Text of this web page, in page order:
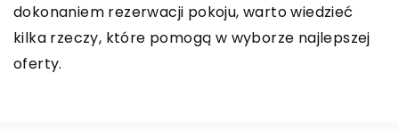
dokonaniem rezerwacji pokoju, warto wiedzieć
kilka rzeczy, które pomogą w wyborze najlepszej
oferty.